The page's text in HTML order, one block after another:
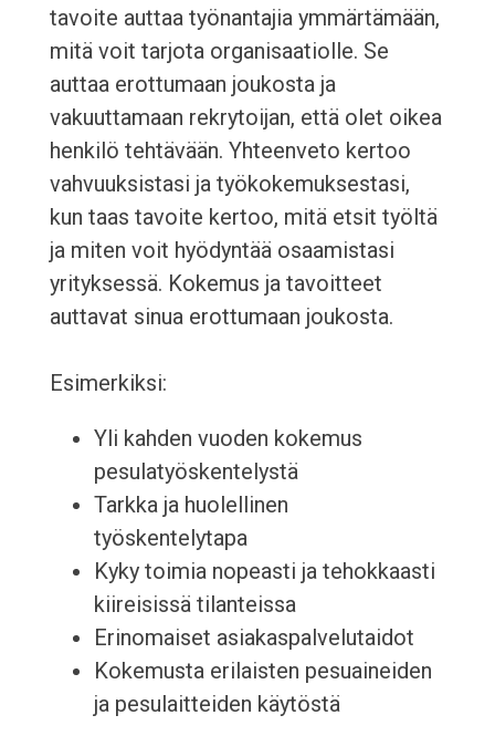
tavoite auttaa työnantajia ymmärtämään,
mitä voit tarjota organisaatiolle. Se
auttaa erottumaan joukosta ja
vakuuttamaan rekrytoijan, että olet oikea
henkilö tehtävään. Yhteenveto kertoo
vahvuuksistasi ja työkokemuksestasi,
kun taas tavoite kertoo, mitä etsit työltä
ja miten voit hyödyntää osaamistasi
yrityksessä. Kokemus ja tavoitteet
auttavat sinua erottumaan joukosta.
Esimerkiksi:
Yli kahden vuoden kokemus
pesulatyöskentelystä
Tarkka ja huolellinen
työskentelytapa
Kyky toimia nopeasti ja tehokkaasti
kiireisissä tilanteissa
Erinomaiset asiakaspalvelutaidot
Kokemusta erilaisten pesuaineiden
ja pesulaitteiden käytöstä